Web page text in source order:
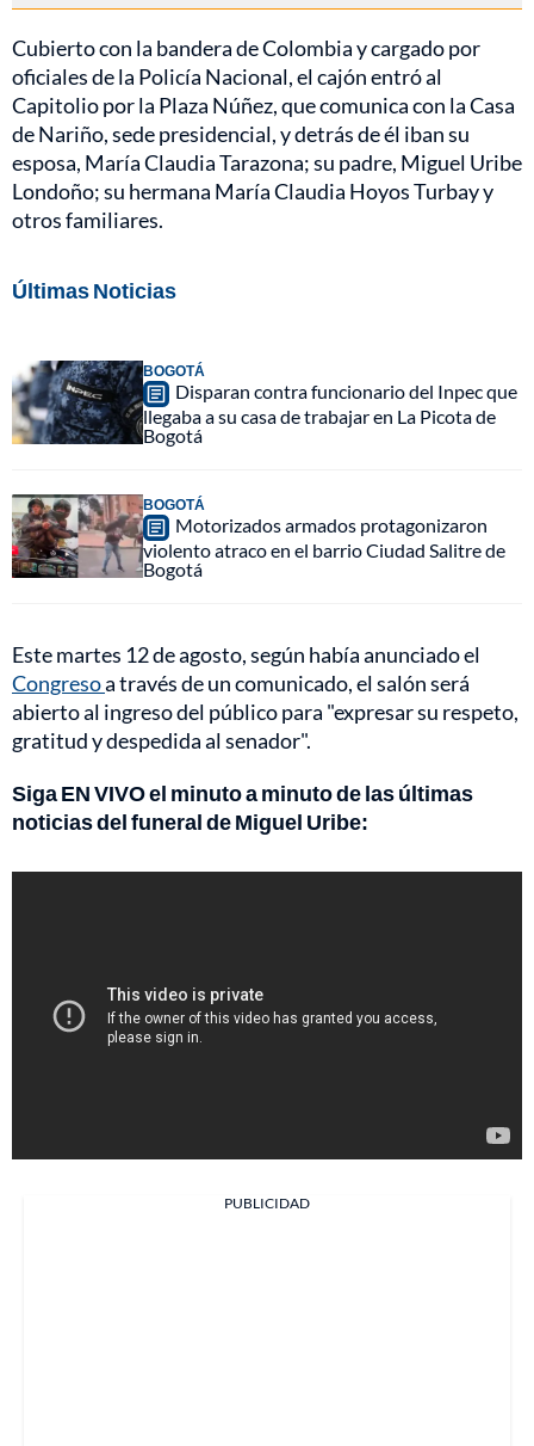
Cubierto con la bandera de Colombia y cargado por
oficiales de la Policía Nacional, el cajón entró al
Capitolio por la Plaza Núñez, que comunica con la Casa
de Nariño, sede presidencial, y detrás de él iban su
esposa, María Claudia Tarazona; su padre, Miguel Uribe
Londoño; su hermana María Claudia Hoyos Turbay y
otros familiares.
Últimas Noticias
BOGOTÁ
Disparan contra funcionario del Inpec que
llegaba a su casa de trabajar en La Picota de
Bogotá
BOGOTÁ
Motorizados armados protagonizaron
violento atraco en el barrio Ciudad Salitre de
Bogotá
Este martes 12 de agosto, según había anunciado el
Congresoa través de un comunicado, el salón será
abierto al ingreso del público para "expresar su respeto,
gratitud y despedida al senador".
Siga EN VIVO el minuto a minuto de las últimas
noticias del funeral de Miguel Uribe:
PUBLICIDAD